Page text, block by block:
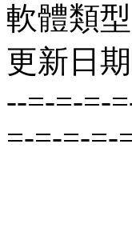
軟體類
更新日
--=-=-=-
=-=-=-=-